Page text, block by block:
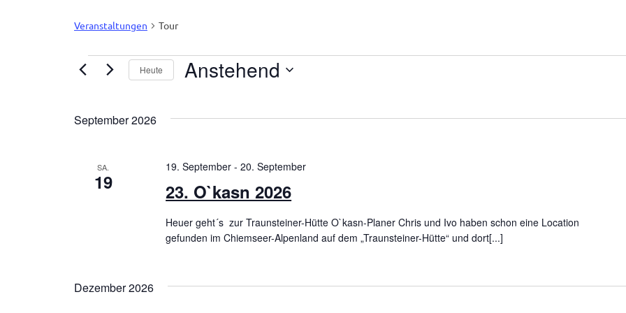
Veranstaltungen Tour
Veranstaltungen
Heute Anstehend
September 2026
SA.
19 23. O`kasn 2026
19. September -20. September
Heuer geht´s zur Traunsteiner-Hütte O`kasn-Planer Chris und Ivo haben schon eine Location
gefunden im Chiemseer-Alpenland auf dem „Traunsteiner-Hütte“ und dort[...]
Dezember 2026